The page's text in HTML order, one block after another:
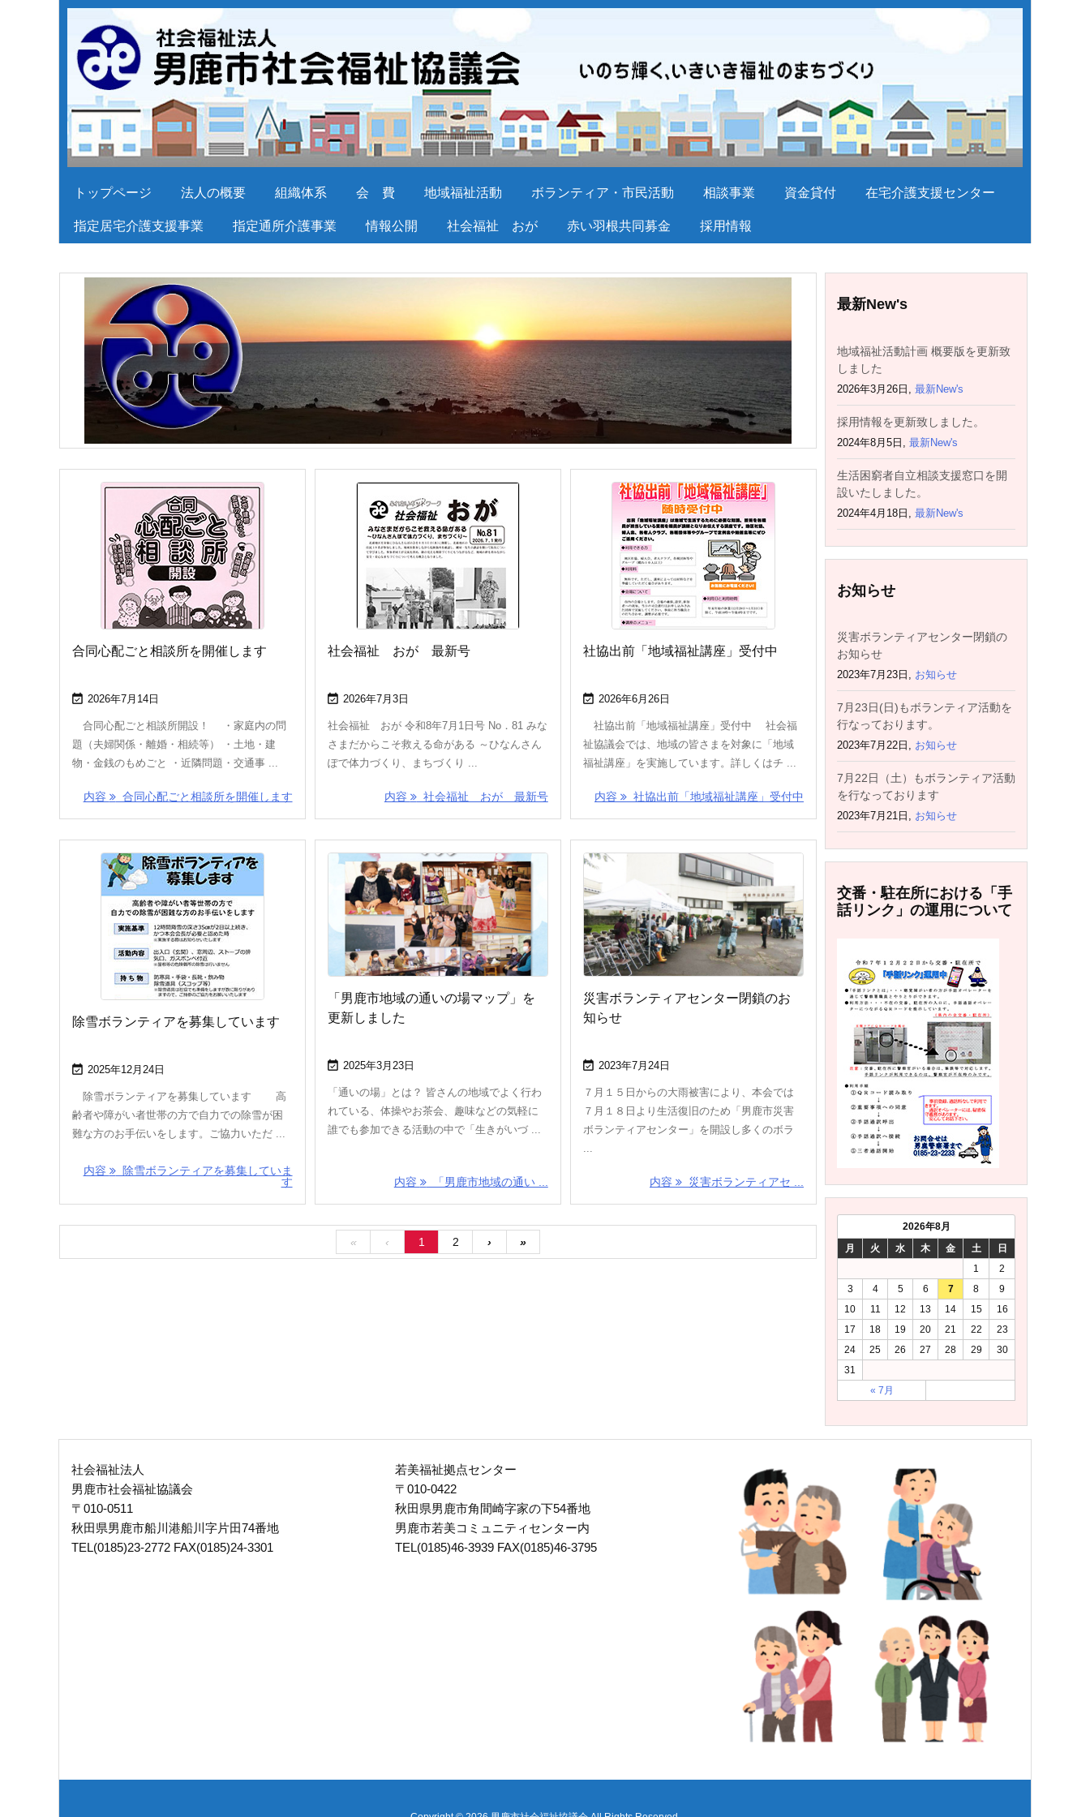
トップページ 法人の概要 組織体系 会 費 地域福祉活動 ボランティア・市民活動 相談事業 資金貸付 在宅介護支援センター
指定居宅介護支援事業 指定通所介護事業 情報公開 社会福祉 おが 赤い羽根共同募金 採用情報
合同心配ごと相談所を開催します
 2026年7月14日
合同心配ごと相談所開設！ ・家庭内の問
題（夫婦関係・離婚・相続等） ・土地・建
物・金銭のもめごと ・近隣問題・交通事 ...
内容 合同心配ごと相談所を開催します
社会福祉 おが 最新号
 2026年7月3日
社会福祉 おが 令和8年7月1日号 No．81 みな
さまだからこそ救える命がある ～ひなんさん
ぽで体力づくり、まちづくり ...
内容 社会福祉 おが 最新号
社協出前「地域福祉講座」受付中
 2026年6月26日
社協出前「地域福祉講座」受付中 社会福
祉協議会では、地域の皆さまを対象に「地域
福祉講座」を実施しています。詳しくはチ ...
内容 社協出前「地域福祉講座」受付中
除雪ボランティアを募集しています
 2025年12月24日
除雪ボランティアを募集しています 高
齢者や障がい者世帯の方で自力での除雪が困
難な方のお手伝いをします。ご協力いただ ...
内容
除雪ボランティアを募集していま
す
「男鹿市地域の通いの場マップ」を
更新しました
 2025年3月23日
「通いの場」とは？ 皆さんの地域でよく行わ
れている、体操やお茶会、趣味などの気軽に
誰でも参加できる活動の中で「生きがいづ ...
内容 「男鹿市地域の通い ...
災害ボランティアセンター閉鎖のお
知らせ
 2023年7月24日
７月１５日からの大雨被害により、本会では
７月１８日より生活復旧のため「男鹿市災害
ボランティアセンター」を開設し多くのボラ
...
内容 災害ボランティアセ ...
« ‹ 1 2 › »
最新New's
地域福祉活動計画 概要版を更新致
しました
2026年3月26日, 最新New's
採用情報を更新致しました。
2024年8月5日, 最新New's
生活困窮者自立相談支援窓口を開
設いたしました。
2024年4月18日, 最新New's
お知らせ
災害ボランティアセンター閉鎖の
お知らせ
2023年7月23日, お知らせ
7月23日(日)もボランティア活動を
行なっております。
2023年7月22日, お知らせ
7月22日（土）もボランティア活動
を行なっております
2023年7月21日, お知らせ
交番・駐在所における「手
話リンク」の運用について
2026年8月
月
火 水 木 金 土
日
1
2
3
4 5 6 7 8
9
10
11 12 13 14 15
16
17
18 19 20 21 22
23
24
25 26 27 28 29
30
31
« 7月
社会福祉法人
男鹿市社会福祉協議会
〒010-0511
秋田県男鹿市船川港船川字片田74番地
TEL(0185)23-2772 FAX(0185)24-3301
若美福祉拠点センター
〒010-0422
秋田県男鹿市角間崎字家の下54番地
男鹿市若美コミュニティセンター内
TEL(0185)46-3939 FAX(0185)46-3795